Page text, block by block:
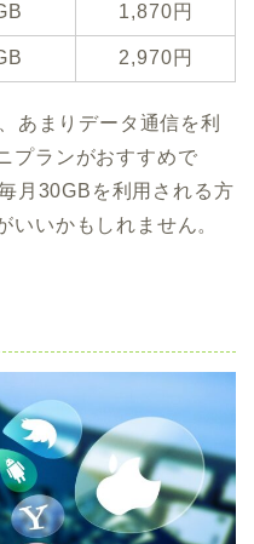
1,870円
2,970円
あまりデータ通信を利
プランがおすすめで
月30GBを利用される方
いいかもしれません。